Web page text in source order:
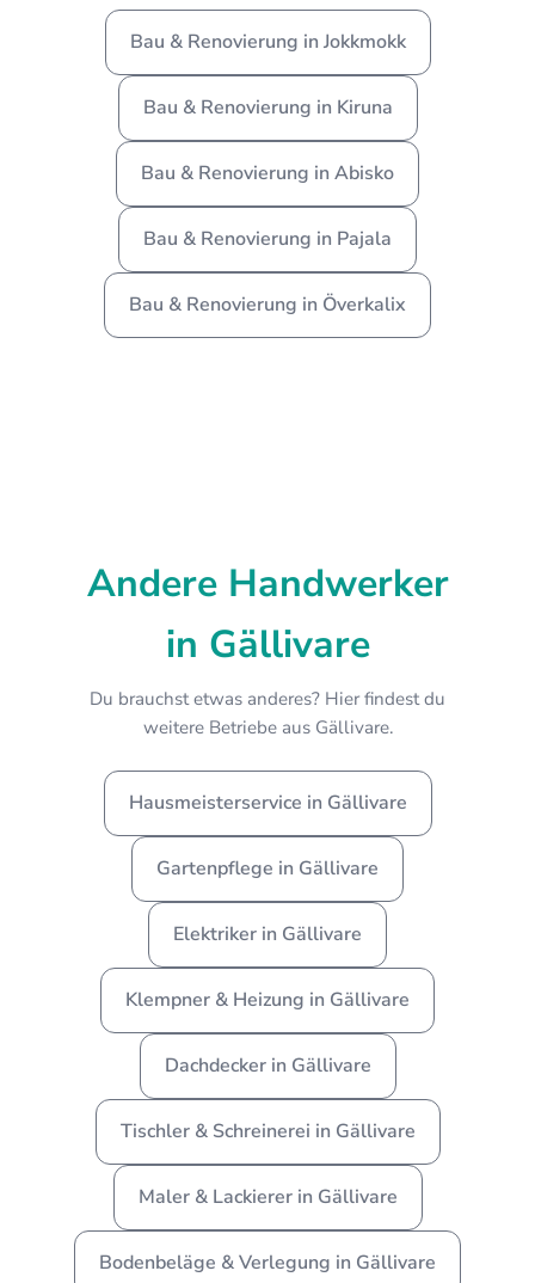
Bau & Renovierung in Jokkmokk
Bau & Renovierung in Kiruna
Bau & Renovierung in Abisko
Bau & Renovierung in Pajala
Bau & Renovierung in Överkalix
Andere Handwerker
in Gällivare
Du brauchst etwas anderes? Hier findest du
weitere Betriebe aus Gällivare.
Hausmeisterservice in Gällivare
Gartenpflege in Gällivare
Elektriker in Gällivare
Klempner & Heizung in Gällivare
Dachdecker in Gällivare
Tischler & Schreinerei in Gällivare
Maler & Lackierer in Gällivare
Bodenbeläge & Verlegung in Gällivare